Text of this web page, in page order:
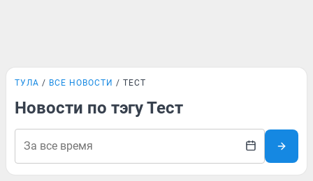
ТУЛА ВСЕ НОВОСТИ ТЕСТ
Новости по тэгу Тест